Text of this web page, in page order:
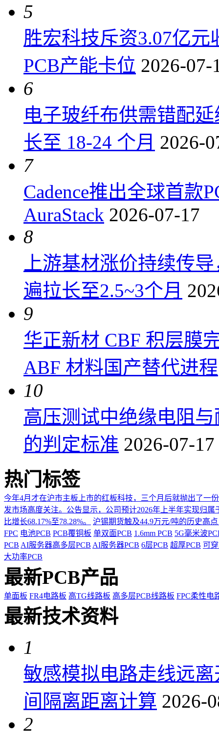
5
胜宏科技斥资3.07亿
PCB产能卡位 2026-07-
6
电子玻纤布供需错配
长至 18-24 个月 2026-
7
Cadence推出全球首款
AuraStack 2026-07-17
8
上游基材涨价持续传
遍拉长至2.5~3个月
9
华正新材 CBF 积层膜
ABF 材料国产替代进程
10
高压测试中绝缘电阻
的判定标准 2026-07-17
热门标签
今年4月才在沪市主板上市的红板科技，三个月后就抛出了一
发市场高度关注。公告显示，公司预计2026年上半年实现归
比增长68.17%至78.28%。
沪锡期货触及44.9万元/吨的历史高
FPC 电池PCB PCB覆铜板 单双面PCB 1.6mm PCB 5G毫米波
PCB AI服务器高多层PCB AI服务器PCB 6层PCB 超厚PCB 可
大功率PCB
最新PCB产品
单面板 FR4电路板 高TG线路板 高多层PCB线路板 FPC柔性电
最新技术资料
1
敏感模拟电路走线远
间隔离距离计算 2026-
2